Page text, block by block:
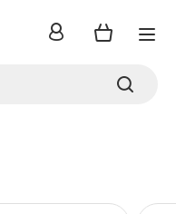
inloggen